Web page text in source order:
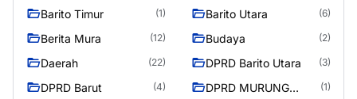
Barito Timur (1) Barito Utara (6)
Berita Mura (12) Budaya (2)
Daerah (22) DPRD Barito Utara (3)
DPRD Barut (4)
DPRD MURUNG
(1)